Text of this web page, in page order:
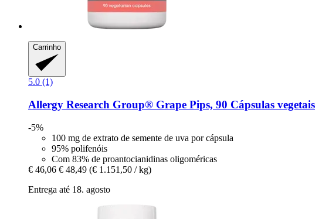
Carrinho
5.0 (1)
Allergy Research Group® Grape Pips, 90 Cápsulas vegetais
-5%
100 mg de extrato de semente de uva por cápsula
95% polifenóis
Com 83% de proantocianidinas oligoméricas
€ 46,06 € 48,49 (€ 1.151,50 / kg)
Entrega até 18. agosto